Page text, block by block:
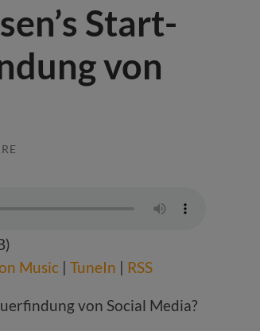
Start-
von
Music | TuneIn | RSS